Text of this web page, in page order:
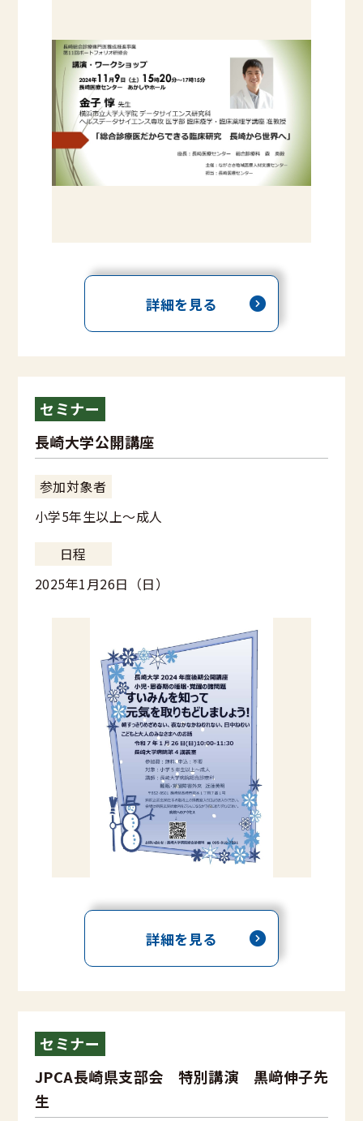
詳細を見る
セミナー
長崎大学公開講座
参加対象者
小学5年生以上～成人
日程
2025年1月26日（日）
詳細を見る
セミナー
JPCA長崎県支部会 特別講演 黒﨑伸子先
生